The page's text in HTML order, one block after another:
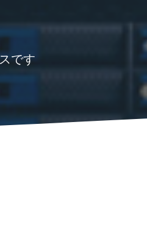
です